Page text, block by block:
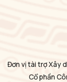
Đơn vị tài trợ Xây
Cổ phần